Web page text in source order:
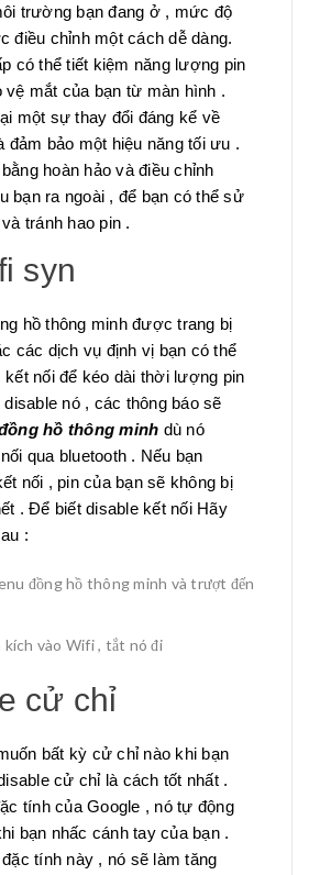
trường bạn đang ở , mức độ
điều chỉnh một cách dễ dàng.
có thể tiết kiệm năng lượng pin
vệ mắt của bạn từ màn hình .
một sự thay đổi đáng kể về
bảo một hiệu năng tối ưu .
hoàn hảo và điều chỉnh
bạn ra ngoài , để bạn có thể sử
tránh hao pin .
syn
hồ thông minh được trang bị
các dịch vụ định vị bạn có thể
kết nối để kéo dài thời lượng pin
disable nó , các thông báo sẽ
hồ thông minh dù nó
qua bluetooth . Nếu bạn
nối , pin của bạn sẽ không bị
. Để biết disable kết nối Hãy
:
đồng hồ thông minh và trượt đến
kích vào Wifi , tắt nó đi
cử chỉ
bất kỳ cử chỉ nào khi bạn
cử chỉ là cách tốt nhất .
tính của Google , nó tự động
bạn nhấc cánh tay của bạn .
tính này , nó sẽ làm tăng